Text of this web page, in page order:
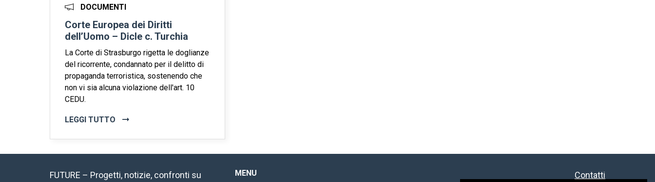
DOCUMENTI
Corte Europea dei Diritti
dell’Uomo – Dicle c. Turchia
La Corte di Strasburgo rigetta le doglianze
del ricorrente, condannato per il delitto di
propaganda terroristica, sostenendo che
non vi sia alcuna violazione dell'art. 10
CEDU.
LEGGI TUTTO
FUTURE – Progetti, notizie, confronti su
MENU
Contatti